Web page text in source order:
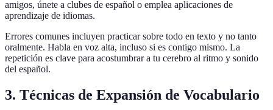
amigos, únete a clubes de español o emplea aplicaciones de
aprendizaje de idiomas.
Errores comunes incluyen practicar sobre todo en texto y no tanto
oralmente. Habla en voz alta, incluso si es contigo mismo. La
repetición es clave para acostumbrar a tu cerebro al ritmo y sonido
del español.
3. Técnicas de Expansión de Vocabulario